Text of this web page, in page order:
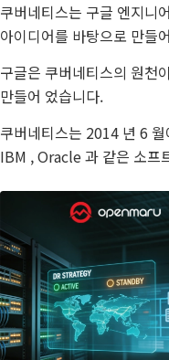
쿠버네티스는 구글 엔지니
아이디어를 바탕으로 만들
구글은 쿠버네티스의 원천
만들어 었습니다.
쿠버네티스는 2014 년 6
IBM , Oracle 과 같은 소프